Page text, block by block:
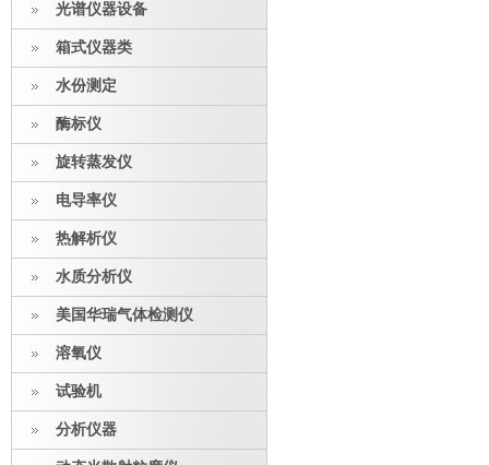
光谱仪器设备
箱式仪器类
水份测定
酶标仪
旋转蒸发仪
电导率仪
热解析仪
水质分析仪
美国华瑞气体检测仪
溶氧仪
试验机
分析仪器